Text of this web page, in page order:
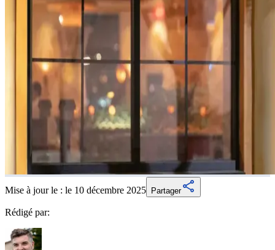
Mise à jour le : le 10 décembre 2025 Partager
Rédigé par: